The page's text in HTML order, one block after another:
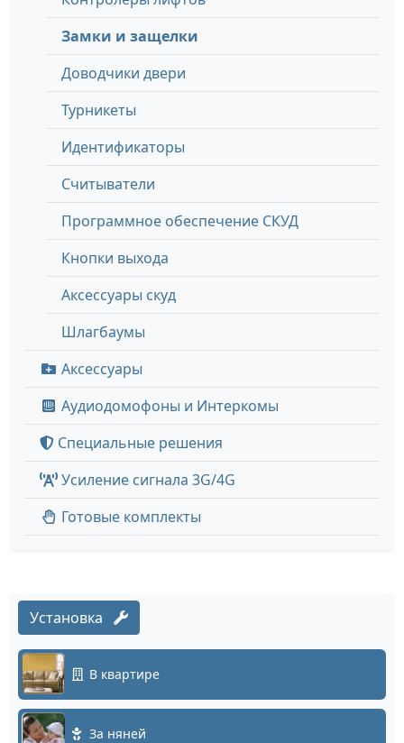
Замки и защелки
Доводчики двери
Турникеты
Идентификаторы
Считыватели
Программное обеспечение СКУД
Кнопки выхода
Аксессуары скуд
Шлагбаумы
Аксессуары
Аудиодомофоны и Интеркомы
Специальные решения
Усиление сигнала 3G/4G
Готовые комплекты
Установка
В квартире
За няней